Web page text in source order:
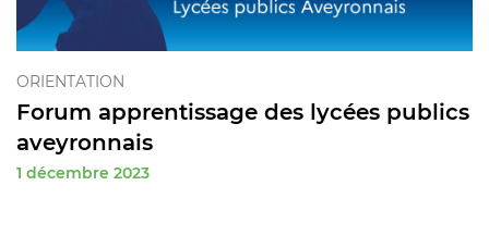
ORIENTATION
Forum apprentissage des lycées publics
aveyronnais
1 décembre 2023